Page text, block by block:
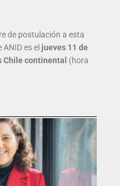
de postulación a esta
es el jueves 11 de
Chile continental (hora